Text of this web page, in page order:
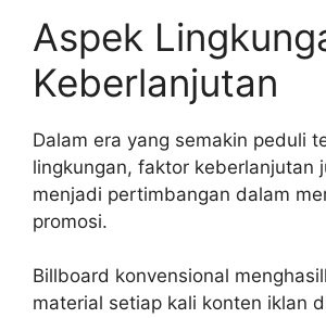
Aspek
Keberlanjutan
Dalam era yang semakin peduli
lingkungan, faktor keberlanjutan
menjadi pertimbangan dalam
promosi.
Billboard konvensional
material setiap kali konten iklan